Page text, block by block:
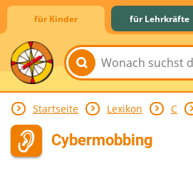
für Kinder für Lehrkräfte
Lernen & Schule
Hobby & Freizeit
Spiel & Spaß
Mitreden &
Startseite Lexikon C
Cybermobbing